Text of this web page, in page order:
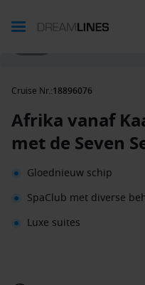
Cruise Nr.:18896076
Afrika vanaf
met de Seven
Gloednieuw schip
SpaClub met diverse
Luxe suites